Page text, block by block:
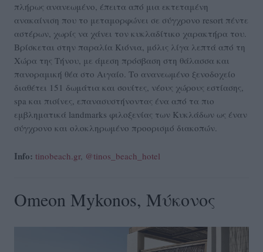
πλήρως ανανεωμένο, έπειτα από μια εκτεταμένη
ανακαίνιση που το μεταμορφώνει σε σύγχρονο resort πέντε
αστέρων, χωρίς να χάνει τον κυκλαδίτικο χαρακτήρα του.
Βρίσκεται στην παραλία Κιόνια, μόλις λίγα λεπτά από τη
Χώρα της Τήνου, με άμεση πρόσβαση στη θάλασσα και
πανοραμική θέα στο Αιγαίο. Το ανανεωμένο ξενοδοχείο
διαθέτει 151 δωμάτια και σουίτες, νέους χώρους εστίασης,
spa και πισίνες, επανασυστήνοντας ένα από τα πιο
εμβληματικά landmarks φιλοξενίας των Κυκλάδων ως έναν
σύγχρονο και ολοκληρωμένο προορισμό διακοπών.
Info: tinobeach.gr, @tinos_beach_hotel
Omeon Mykonos, Μύκονος